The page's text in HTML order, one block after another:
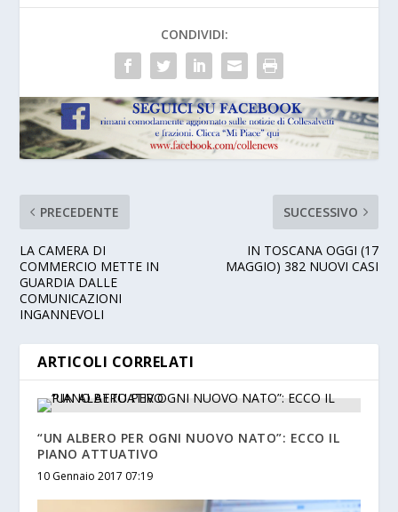
CONDIVIDI:
PRECEDENTE
LA CAMERA DI
COMMERCIO METTE IN
GUARDIA DALLE
COMUNICAZIONI
INGANNEVOLI
SUCCESSIVO
IN TOSCANA OGGI (17
MAGGIO) 382 NUOVI CASI
ARTICOLI CORRELATI
“UN ALBERO PER OGNI NUOVO NATO”: ECCO IL
PIANO ATTUATIVO
10 Gennaio 2017 07:19